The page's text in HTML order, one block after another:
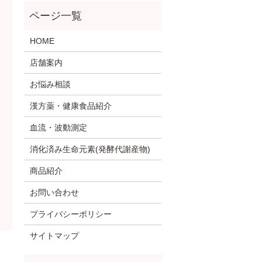
HOME
店舗案内
お悩み相談
漢方薬・健康食品紹介
血流・波動測定
消化済み生命元素(発酵代謝産物)
商品紹介
お問い合わせ
プライバシーポリシー
サイトマップ